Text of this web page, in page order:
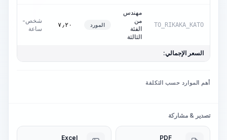
TO_RIKAKA_KATO
مهندس
من
الفئة
الثالثة
المورد ٧٫٢٠
شخص-
ساعة
السعر الإجمالي:
أهم الموارد حسب التكلفة
تصدير & مشاركة
PDF
Excel